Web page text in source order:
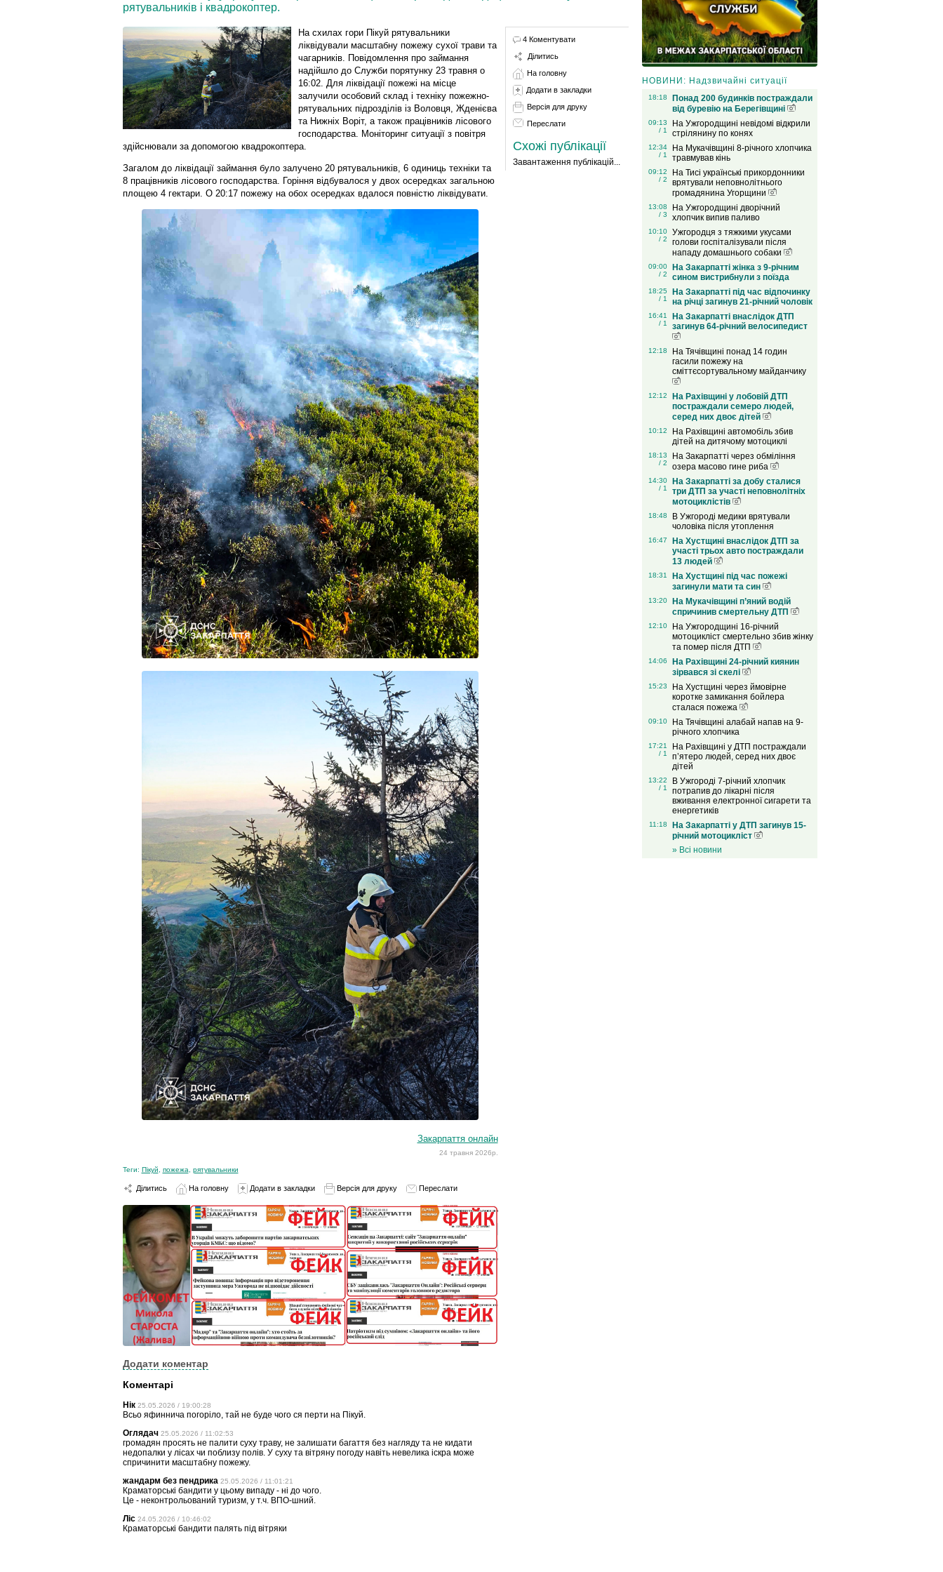
рятувальників і квадрокоптер.
На схилах гори Пікуй рятувальники
ліквідували масштабну пожежу сухої трави та
чагарників. Повідомлення про займання
надійшло до Служби порятунку 23 травня о
16:02. Для ліквідації пожежі на місце
залучили особовий склад і техніку пожежно-
рятувальних підрозділів із Воловця, Жденієва
та Нижніх Воріт, а також працівників лісового
господарства. Моніторинг ситуації з повітря
здійснювали за допомогою квадрокоптера.
Загалом до ліквідації займання було залучено 20 рятувальників, 6 одиниць техніки та
8 працівників лісового господарства. Горіння відбувалося у двох осередках загальною
площею 4 гектари. О 20:17 пожежу на обох осередках вдалося повністю ліквідувати.
Закарпаття онлайн
24 травня 2026р.
Теги: Пікуй пожежа рятувальники
Ділитись На головну Додати в закладки Версія для друку Переслати
Додати коментар
Коментарі
Нік 25.05.2026 / 19:00:28
Всьо яфиннича погоріло, тай не буде чого ся перти на Пікуй.
Оглядач 25.05.2026 / 11:02:53
громадян просять не палити суху траву, не залишати багаття без нагляду та не кидати
недопалки у лісах чи поблизу полів. У суху та вітряну погоду навіть невелика іскра може
спричинити масштабну пожежу.
жандарм без пендрика 25.05.2026 / 11:01:21
Краматорські бандити у цьому випаду - ні до чого.
Це - неконтрольований туризм, у т.ч. ВПО-шний.
Ліс 24.05.2026 / 10:46:02
Краматорські бандити палять під вітряки
4 Коментувати
Ділитись
На головну
Додати в закладки
Версія для друку
Переслати
Схожі публікації
Завантаження публікацій...
НОВИНИ: Надзвичайні ситуації
18:18
Понад 200 будинків постраждали
від буревію на Берегівщині
09:13
/ 1
На Ужгородщині невідомі відкрили
стрілянину по конях
12:34
/ 1
На Мукачівщині 8-річного хлопчика
травмував кінь
09:12
/ 2
На Тисі українські прикордонники
врятували неповнолітнього
громадянина Угорщини
13:08
/ 3
На Ужгородщині дворічний
хлопчик випив паливо
10:10
/ 2
Ужгородця з тяжкими укусами
голови госпіталізували після
нападу домашнього собаки
09:00
/ 2
На Закарпатті жінка з 9-річним
сином вистрибнули з поїзда
18:25
/ 1
На Закарпатті під час відпочинку
на річці загинув 21-річний чоловік
16:41
/ 1
На Закарпатті внаслідок ДТП
загинув 64-річний велосипедист
12:18
На Тячівщині понад 14 годин
гасили пожежу на
сміттєсортувальному майданчику
12:12
На Рахівщині у лобовій ДТП
постраждали семеро людей,
серед них двоє дітей
10:12
На Рахівщині автомобіль збив
дітей на дитячому мотоциклі
18:13
/ 2
На Закарпатті через обміління
озера масово гине риба
14:30
/ 1
На Закарпатті за добу сталися
три ДТП за участі неповнолітніх
мотоциклістів
18:48
В Ужгороді медики врятували
чоловіка після утоплення
16:47
На Хустщині внаслідок ДТП за
участі трьох авто постраждали
13 людей
18:31
На Хустщині під час пожежі
загинули мати та син
13:20
На Мукачівщині п’яний водій
спричинив смертельну ДТП
12:10
На Ужгородщині 16-річний
мотоцикліст смертельно збив жінку
та помер після ДТП
14:06
На Рахівщині 24-річний киянин
зірвався зі скелі
15:23
На Хустщині через ймовірне
коротке замикання бойлера
сталася пожежа
09:10
На Тячівщині алабай напав на 9-
річного хлопчика
17:21
/ 1
На Рахівщині у ДТП постраждали
п’ятеро людей, серед них двоє
дітей
13:22
/ 1
В Ужгороді 7-річний хлопчик
потрапив до лікарні після
вживання електронної сигарети та
енергетиків
11:18
На Закарпатті у ДТП загинув 15-
річний мотоцикліст
» Всі новини